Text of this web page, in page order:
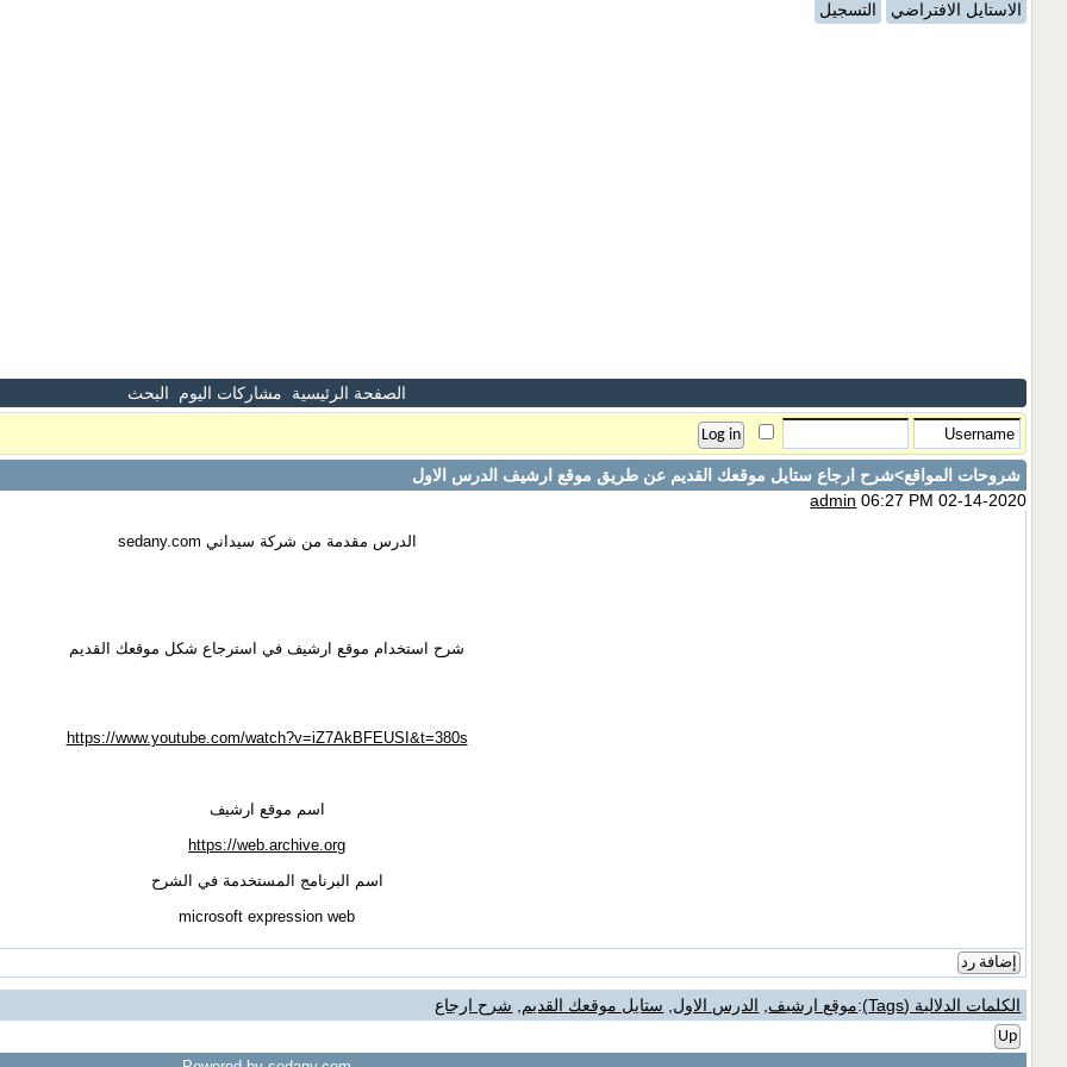
الاستايل الافتراضي
التسجيل
الصفحة الرئيسية مشاركات اليوم البحث
شروحات المواقع>شرح ارجاع ستايل موقعك القديم عن طريق موقع ارشيف الدرس الاول
admin 06:27 PM 02-14-2020
الدرس مقدمة من شركة سيداني sedany.com
شرح استخدام موقع ارشيف في استرجاع شكل موقعك القديم
https://www.youtube.com/watch?v=iZ7AkBFEUSI&t=380s
اسم موقع ارشيف
https://web.archive.org
اسم البرنامج المستخدمة في الشرح
microsoft expression web
إضافة رد
الكلمات الدلالية (Tags) :موقع ارشيف الدرس الاول ستايل موقعك القديم شرح ارجاع
Up